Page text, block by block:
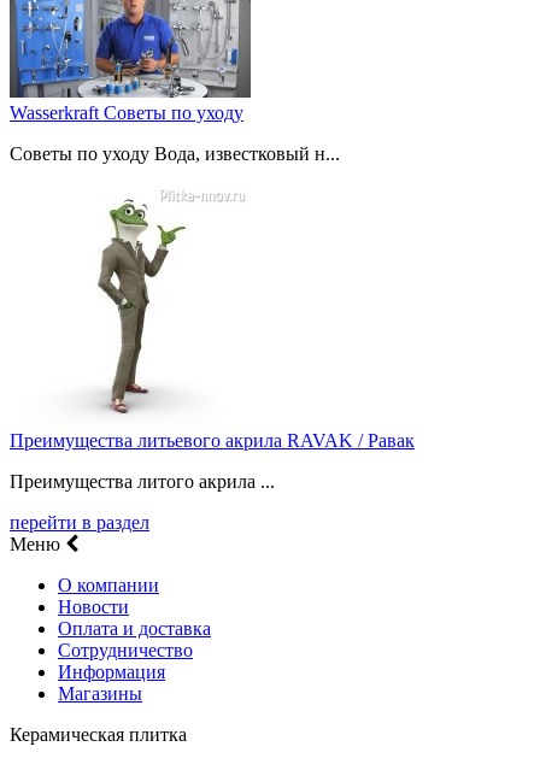
Wasserkraft Советы по уходу
Советы по уходу Вода, известковый н...
Преимущества литьевого акрила RAVAK / Равак
Преимущества литого акрила ...
перейти в раздел
Меню
О компании
Новости
Оплата и доставка
Сотрудничество
Информация
Магазины
Керамическая плитка